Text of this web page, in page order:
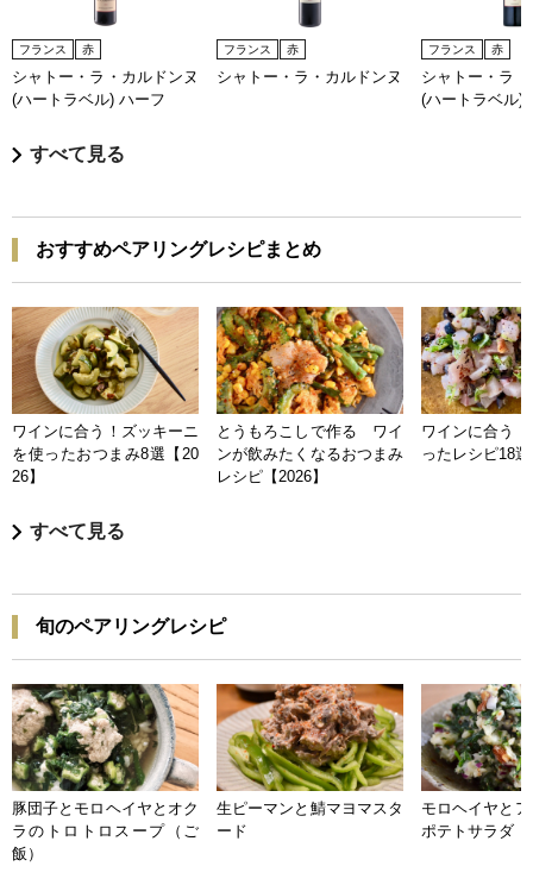
フランス 赤
シャトー・ラ・カルドンヌ
(ハートラベル) ハーフ
フランス 赤
シャトー・ラ・カルドンヌ
フランス 赤
シャトー・ラ
(ハートラベル)
すべて見る
おすすめペアリングレシピまとめ
ワインに合う！ズッキーニ
を使ったおつまみ8選【20
26】
とうもろこしで作る ワイ
ンが飲みたくなるおつまみ
レシピ【2026】
ワインに合う
ったレシピ18
すべて見る
旬のペアリングレシピ
豚団子とモロヘイヤとオク
ラのトロトロスープ（ご
飯）
生ピーマンと鯖マヨマスタ
ード
モロヘイヤと
ポテトサラダ